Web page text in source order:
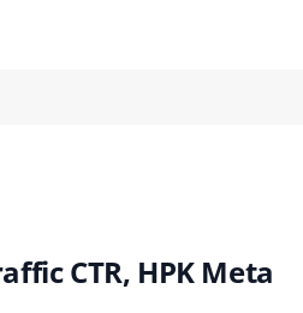
CTR, HPK Meta